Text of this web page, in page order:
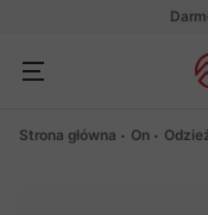
Strona główna On